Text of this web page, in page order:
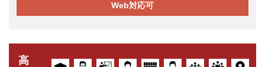
Web対応可
高